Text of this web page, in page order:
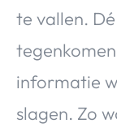
te vallen.
informatie
slagen. Zo